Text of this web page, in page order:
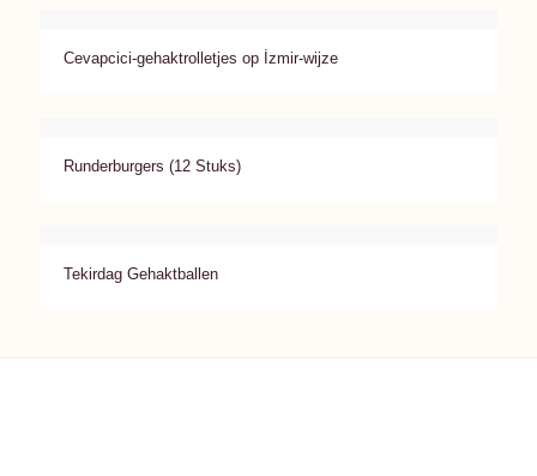
Cevapcici-gehaktrolletjes op İzmir-wijze
Runderburgers (12 Stuks)
Tekirdag Gehaktballen